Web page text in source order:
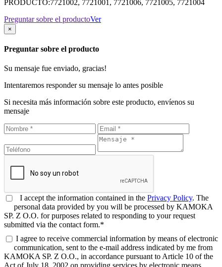
PRODUCTO:7721002, 7721001, 7721006, 7721005, 7721004
Preguntar sobre el productoVer
×
Preguntar sobre el producto
Su mensaje fue enviado, gracias!
Intentaremos responder su mensaje lo antes posible
Si necesita más información sobre este producto, envíenos su
mensaje
I accept the information contained in the Privacy Policy. The
personal data provided by you will be processed by KAMOKA
SP. Z O.O. for purposes related to responding to your request
submitted via the contact form.*
I agree to receive commercial information by means of electronic
communication, sent to the e-mail address indicated by me from
KAMOKA SP. Z O.O., in accordance pursuant to Article 10 of the